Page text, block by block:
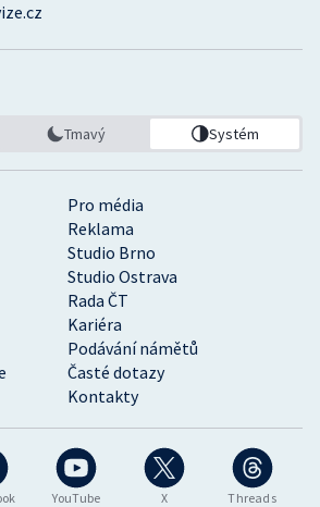
YouTube X Threads
Pro média
Reklama
Studio Brno
Studio Ostrava
Rada ČT
Kariéra
Podávání námětů
Časté dotazy
Kontakty
Tmavý Systém